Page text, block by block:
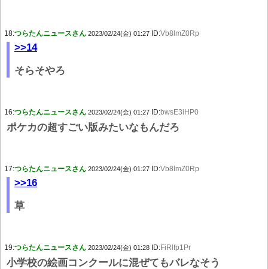
18:つらたんニュースさん 2023/02/24(金) 01:27 ID:Vb8lmZ0Rp
>>14
そらそやろ
16:つらたんニュースさん 2023/02/24(金) 01:27 ID:bwsE3iHP0
ポケカの超すごい版みたいなもんだろ
17:つらたんニュースさん 2023/02/24(金) 01:27 ID:Vb8lmZ0Rp
>>16
草
19:つらたんニュースさん 2023/02/24(金) 01:28 ID:FiRlfp1Pr
小学校の絵画コンクールに混ぜてもバレなそう